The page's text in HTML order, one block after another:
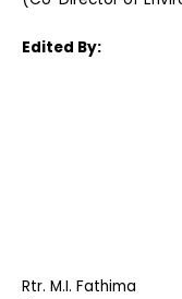
Edited By:
Rtr. M.I. Fathima